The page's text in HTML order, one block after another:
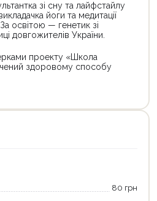
зі сну та лайфстайлу
йоги та медитації
освітою — генетик зі
довгожителів України.
проекту «Школа
здоровому способу
80 грн